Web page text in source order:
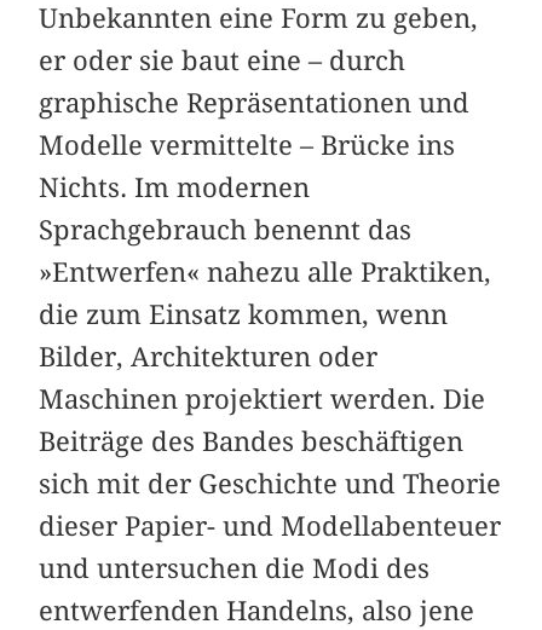
Unbekannten eine Form zu geben,
er oder sie baut eine – durch
graphische Repräsentationen und
Modelle vermittelte – Brücke ins
Nichts. Im modernen
Sprachgebrauch benennt das
»Entwerfen« nahezu alle Praktiken,
die zum Einsatz kommen, wenn
Bilder, Architekturen oder
Maschinen projektiert werden. Die
Beiträge des Bandes beschäftigen
sich mit der Geschichte und Theorie
dieser Papier- und Modellabenteuer
und untersuchen die Modi des
entwerfenden Handelns, also jene